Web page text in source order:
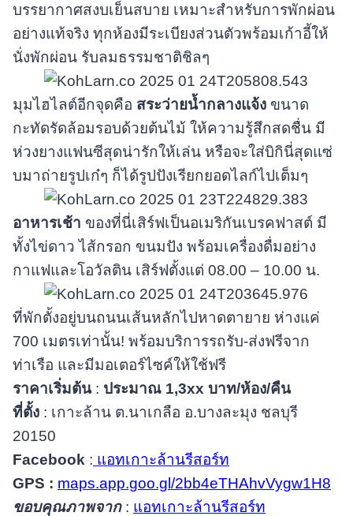
บรรยากาศสงบเย็นสบาย เหมาะสำหรับการพักผ่อน
อย่างแท้จริง ทุกห้องมีระเบียงส่วนตัวพร้อมเก้าอี้ให้
นั่งพักผ่อน รับลมธรรมชาติชิลๆ
มุมไฮไลต์อีกจุดคือ สระว่ายน้ำกลางแจ้ง ขนาด
กะทัดรัดล้อมรอบด้วยต้นไม้ ให้ความรู้สึกสดชื่น มี
ห่วงยางแฟนซีสุดน่ารักให้เล่น หรือจะใส่บิกินี่สุดแซ่
บมาถ่ายรูปเก๋ๆ ก็ได้รูปปังเรียกยอดไลก์ไปเต็มๆ
อาหารเช้า ของที่นี่เสิร์ฟเป็นอเมริกันเบรคฟาสต์ มี
ทั้งไข่ดาว ไส้กรอก ขนมปัง พร้อมเครื่องดื่มอย่าง
กาแฟและโอวัลติน เสิร์ฟตั้งแต่ 08.00 – 10.00 น.
ที่พักตั้งอยู่บนถนนเส้นหลักไปหาดตายาย ห่างแค่
700 เมตรเท่านั้น! พร้อมบริการรถรับ-ส่งฟรีจาก
ท่าเรือ และมีมอเตอร์ไซค์ให้ใช้ฟรี
ราคาเริ่มต้น: ประมาณ 1,3xx บาท/ห้อง/คืน
ที่ตั้ง : เกาะล้าน ต.นาเกลือ อ.บางละมุง ชลบุรี
20150
Facebook : แอทเกาะล้านรีสอร์ท
GPS : maps.app.goo.gl/2bb4eTHAhvVygw1H8
ขอบคุณภาพจาก: แอทเกาะล้านรีสอร์ท